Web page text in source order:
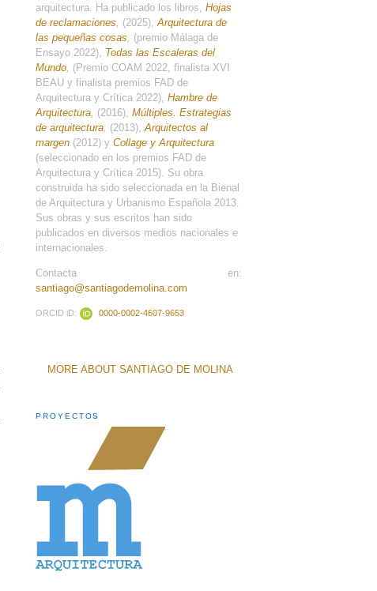
arquitectura. Ha publicado los libros,Hojas
de reclamaciones
(2025),Arquitectura de
las pequeñas cosas
(premio Málaga de
Ensayo 2022), Todas las Escaleras del
Mundo (Premio COAM 2022, finalista XVI
BEAU y finalista premios FAD de
Arquitectura y Crítica 2022),Hambre de
Arquitectura (2016),Múltiples. Estrategias
de arquitectura (2013),Arquitectos al
margen (2012) yCollage y Arquitectura
(seleccionado en los premios FAD de
Arquitectura y Crítica 2015). Su obra
construida ha sido seleccionada en la Bienal
de Arquitectura y Urbanismo Española 2013.
Sus obras y sus escritos han sido
publicados en diversos medios nacionales e
internacionales.
Contacta en:
santiago@santiagodemolina.com
ORCID iD: 0000-0002-4607-9653
MORE ABOUT SANTIAGO DE MOLINA
PROYECTOS